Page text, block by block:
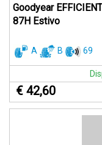
Goodyear
87H Estivo
A B 69
€ 42,60